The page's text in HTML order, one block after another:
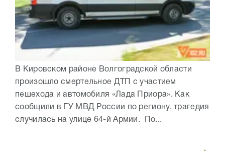
В Кировском районе Волгоградской области
произошло смертельное ДТП с участием
пешехода и автомобиля «Лада Приора». Как
сообщили в ГУ МВД России по региону, трагедия
случилась на улице 64-й Армии. По...